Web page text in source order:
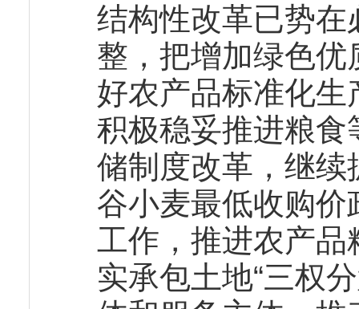
结构性改革已势
整，把增加绿色
好农产品标准化
积极稳妥推进粮
储制度改革，继
谷小麦最低收购
工作，推进农产
实承包土地“三权